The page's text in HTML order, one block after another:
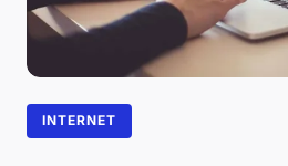
INTERNET